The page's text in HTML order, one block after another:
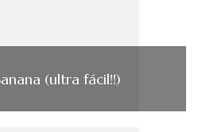
(ultra fácil!!)